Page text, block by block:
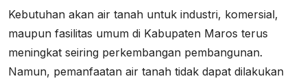
Kebutuhan akan air tanah untuk industri, komersial,
maupun fasilitas umum di Kabupaten Maros terus
meningkat seiring perkembangan pembangunan.
Namun, pemanfaatan air tanah tidak dapat dilakukan